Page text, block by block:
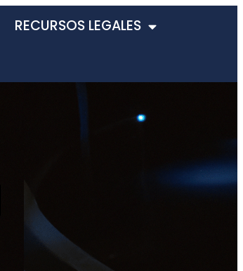
RECURSOS LEGALES